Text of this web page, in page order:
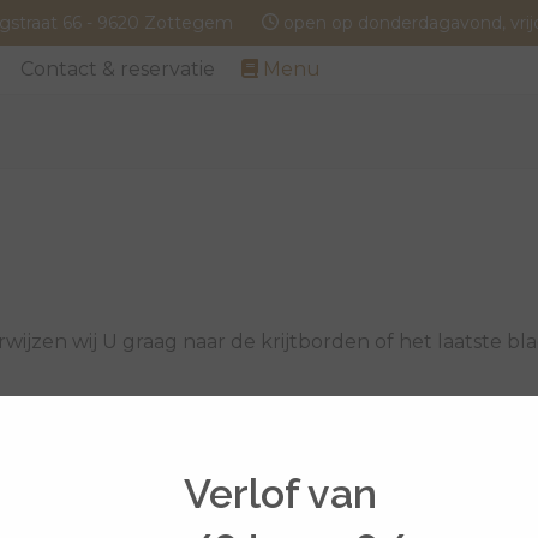
66 - 9620 Zottegem open op donderdagavond,
Contact & reservatie Menu
wij U graag naar de krijtborden of het laatste
Verlof van